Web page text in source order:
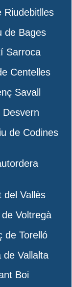
Riudebitlles
de Bages
Sarroca
Centelles
Savall
Desvern
de Codines
del Vallès
Voltregà
de Torelló
de Vallalta
Boi